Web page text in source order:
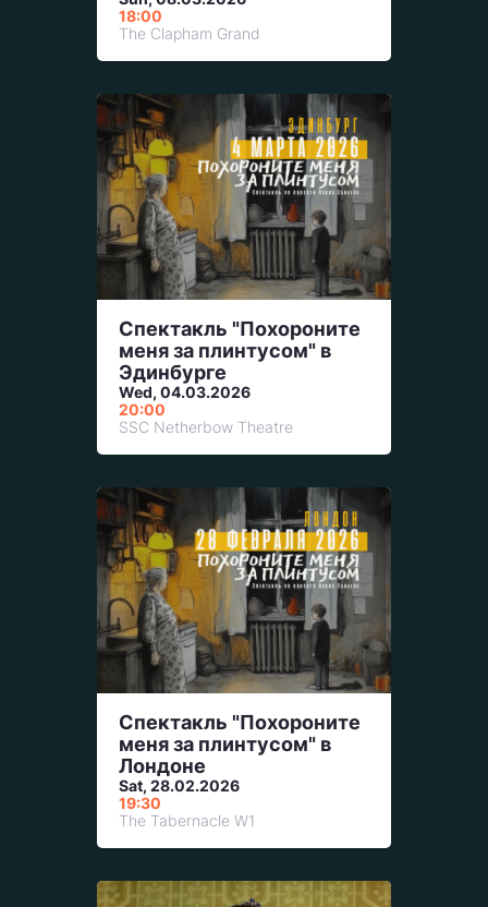
18:00
The Clapham Grand
Спектакль "Похороните
меня за плинтусом" в
Эдинбурге
Wed, 04.03.2026
20:00
SSC Netherbow Theatre
Спектакль "Похороните
меня за плинтусом" в
Лондоне
Sat, 28.02.2026
19:30
The Tabernacle W1